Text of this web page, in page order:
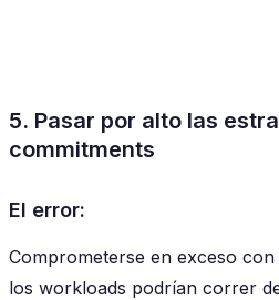
5. Pasar por alto las
commitments
El error:
Comprometerse en exceso
los workloads podrían correr